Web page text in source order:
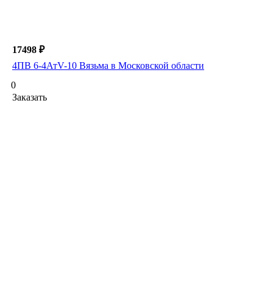
17498 ₽
4ПВ 6-4АтV-10 Вязьма в Московской области
0
Заказать